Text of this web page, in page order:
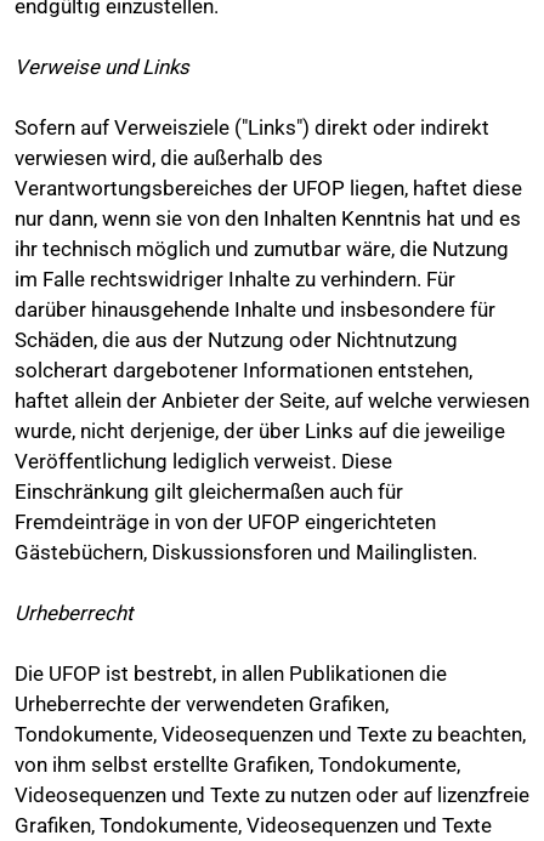
endgültig einzustellen.
Verweise und Links
Sofern auf Verweisziele ("Links") direkt oder indirekt
verwiesen wird, die außerhalb des
Verantwortungsbereiches der UFOP liegen, haftet diese
nur dann, wenn sie von den Inhalten Kenntnis hat und es
ihr technisch möglich und zumutbar wäre, die Nutzung
im Falle rechtswidriger Inhalte zu verhindern. Für
darüber hinausgehende Inhalte und insbesondere für
Schäden, die aus der Nutzung oder Nichtnutzung
solcherart dargebotener Informationen entstehen,
haftet allein der Anbieter der Seite, auf welche verwiesen
wurde, nicht derjenige, der über Links auf die jeweilige
Veröffentlichung lediglich verweist. Diese
Einschränkung gilt gleichermaßen auch für
Fremdeinträge in von der UFOP eingerichteten
Gästebüchern, Diskussionsforen und Mailinglisten.
Urheberrecht
Die UFOP ist bestrebt, in allen Publikationen die
Urheberrechte der verwendeten Grafiken,
Tondokumente, Videosequenzen und Texte zu beachten,
von ihm selbst erstellte Grafiken, Tondokumente,
Videosequenzen und Texte zu nutzen oder auf lizenzfreie
Grafiken, Tondokumente, Videosequenzen und Texte